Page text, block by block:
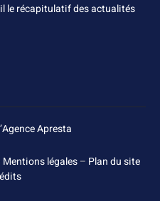
le récapitulatif des actualités
Apresta
Mentions légales– Plan du site